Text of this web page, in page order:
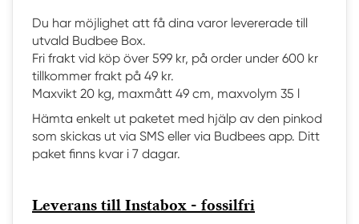
Du har möjlighet att få dina varor levererade till
utvald Budbee Box.
Fri frakt vid köp över 599 kr, på order under 600 kr
tillkommer frakt på 49 kr.
Maxvikt 20 kg, maxmått 49 cm, maxvolym 35 l
Hämta enkelt ut paketet med hjälp av den pinkod
som skickas ut via SMS eller via Budbees app. Ditt
paket finns kvar i 7 dagar.
Leverans till Instabox - fossilfri